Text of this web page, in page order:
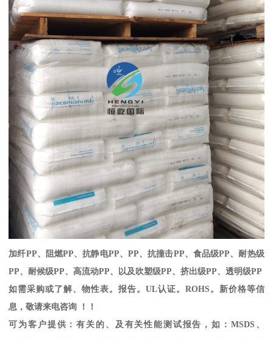
加纤PP、阻燃PP、抗静电PP、 PP、抗撞击PP、食品级PP、耐热级
PP、耐候级PP、高流动PP、以及吹塑级PP、挤出级PP、透明级PP
如需采购或了解、物性表。报告。 UL认证。 ROHS 。新价格等信
息，敬请来电咨询 ！！
可为客户提供：有关的、及有关性能测试报告，如： MSDS 、